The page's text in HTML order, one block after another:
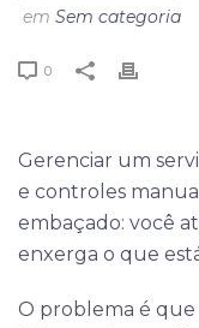
em Sem categoria
0
Gerenciar um
e controles
embaçado: você
enxerga o que
O problema é que